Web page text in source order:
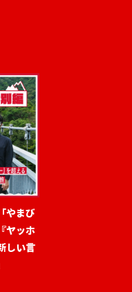
やまび
ヤッホ
しい言